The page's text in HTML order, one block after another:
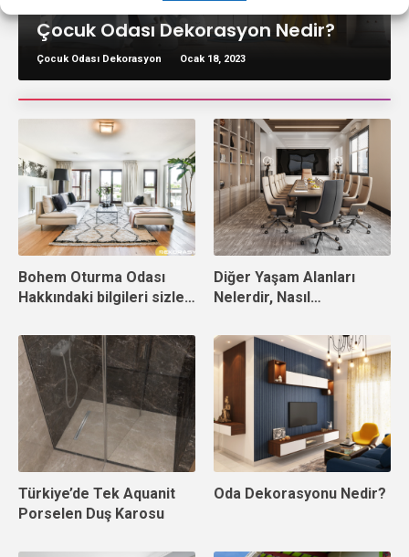
Çocuk Odası Dekorasyon Nedir?
Çocuk Odası Dekorasyon Ocak 18, 2023
Bohem Oturma Odası
Hakkındaki bilgileri sizler
Diğer Yaşam Alanları
Nelerdir, Nasıl
Türkiye’de Tek Aquanit
Porselen Duş Karosu
Oda Dekorasyonu Nedir?